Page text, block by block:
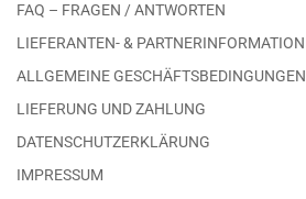
FAQ – FRAGEN / ANTWORTEN
LIEFERANTEN- & PARTNERINFORMATION
ALLGEMEINE GESCHÄFTSBEDINGUNGEN
LIEFERUNG UND ZAHLUNG
DATENSCHUTZERKLÄRUNG
IMPRESSUM